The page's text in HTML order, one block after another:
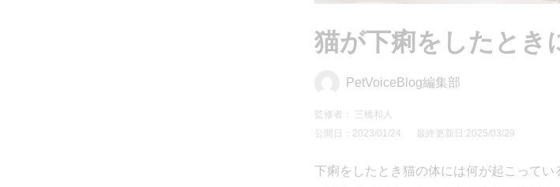
猫が下痢をしたとき
PetVoiceBlog編集部
監修者： 三橋和人
公開日：2023/01/24
最終更新日:2025/03/29
下痢をしたとき猫の体には何が起こって